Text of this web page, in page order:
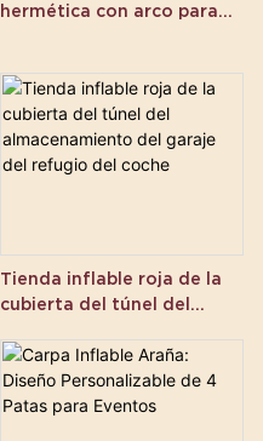
hermética con arco para
Tienda inflable roja de la
cubierta del túnel del
garaje del refugio del
coche